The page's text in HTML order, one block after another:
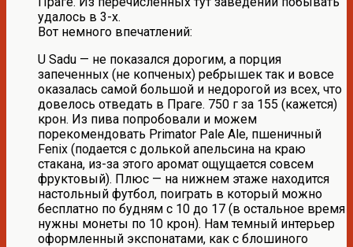
удалось в 3-х.
Вот немного впечатлений:
U Sadu — не показался дорогим, а порция
запеченных (не копченых) ребрышек так и вовсе
оказалась самой большой и недорогой из всех, что
довелось отведать в Праге. 750 г за 155 (кажется)
крон. Из пива попробовали и можем
порекомендовать Primator Pale Ale, пшеничный
Fenix (подается с долькой апельсина на краю
стакана, из-за этого аромат ощущается совсем
фруктовый). Плюс — на нижнем этаже находится
настольный футбол, поиграть в который можно
бесплатно по будням с 10 до 17 (в остальное время
нужны монеты по 10 крон). Нам темный интерьер
оформленный экспонатами, как с блошиного